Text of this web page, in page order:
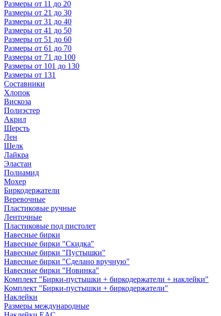
Размеры от 11 до 20
Размеры от 21 до 30
Размеры от 31 до 40
Размеры от 41 до 50
Размеры от 51 до 60
Размеры от 61 до 70
Размеры от 71 до 100
Размеры от 101 до 130
Размеры от 131
Составники
Хлопок
Вискоза
Полиэстер
Акрил
Шерсть
Лен
Шелк
Лайкра
Эластан
Полиамид
Мохер
Биркодержатели
Веревочные
Пластиковые ручные
Ленточные
Пластиковые под пистолет
Навесные бирки
Навесные бирки "Скидка"
Навесные бирки "Пустышки"
Навесные бирки "Сделано вручную"
Навесные бирки "Новинка"
Комплект "Бирки-пустышки + биркодержатели + наклейки"
Комплект "Бирки-пустышки + биркодержатели"
Наклейки
Размеры международные